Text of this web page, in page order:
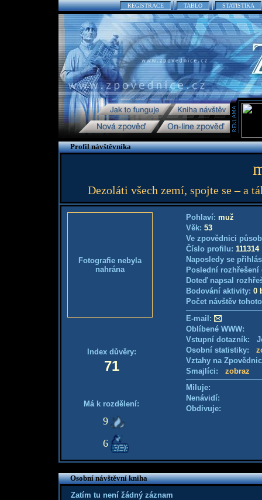
REGISTRACE TABLO STATISTIKA
Profil návštěvníka
Dezoláti všech zemí, spojte se – a
Fotografie nebyla
nahrána
Index důvěry:
71
Má k rozdělení:
9
6
Pohlaví: muž
Věk: 53
Ve zpovědnici
Číslo profilu: 111314
Naposledy se
Poslední
Doteď napsal
Bodování aktivity: 0
Počet návštěv
E-mail:
Oblíbené WWW:
Vstupní dotazník:
Osobní statistiky:
Vztahy na
Smajlíci: zobraz
Miluje:
Nenávidí:
Obdivuje:
Osobní návštěvní kniha
Zatím tu není žádný záznam